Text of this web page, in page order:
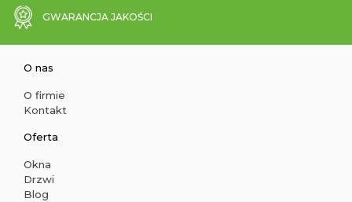
GWARANCJA JAKOŚCI
O nas
O firmie
Kontakt
Oferta
Okna
Drzwi
Blog